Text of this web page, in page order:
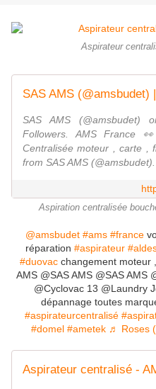
Aspirateur
SAS AMS (@amsbudet)
SAS AMS
Followers. AMS France
Centralisée moteur , carte ,
from SAS AMS (@amsbudet).
Aspiration centralisée
@amsbudet #ams #france
réparation #aspirateur
#duovacchangement moteur
AMS @SAS AMS @SAS AMS
@Cyclovac 13 @Laundry
dépannage toutes
#aspirateurcentralisé
#domel #ametek ♬ Roses
Aspirateur centralisé -